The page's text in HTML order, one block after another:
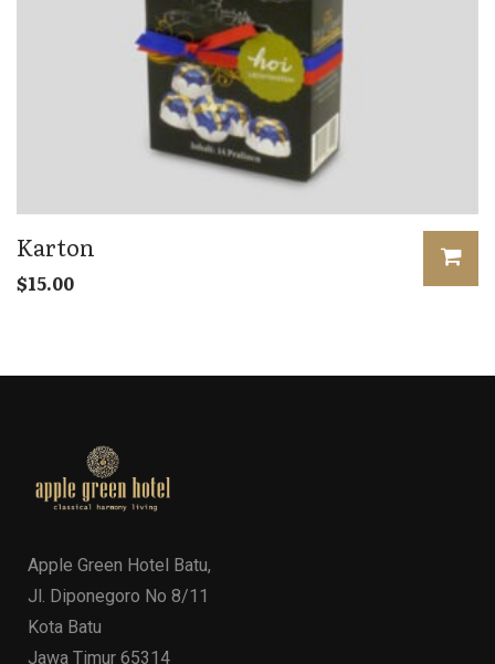
Karton
$15.00
Apple Green Hotel Batu,
Jl. Diponegoro No 8/11
Kota Batu
Jawa Timur 65314